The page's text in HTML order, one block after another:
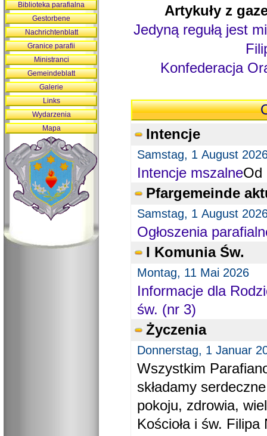
Artykuły z
Jedyną regułą jest
Konfederacja
Intencje
Samstag, 1 August
Intencje mszalneOd
Pfargemeinde
Samstag, 1 August
Ogłoszenia
I Komunia Św.
Montag, 11 Mai 2026
Informacje dla
św. (nr 3)
Życzenia
Donnerstag, 1 Januar
Wszystkim
składamy
pokoju, zdrowia,
Kościoła i św. Filipa
Biblioteka parafialna
Gestorbene
Nachrichtenblatt
Granice parafii
Ministranci
Gemeindeblatt
Galerie
Links
Wydarzenia
Mapa